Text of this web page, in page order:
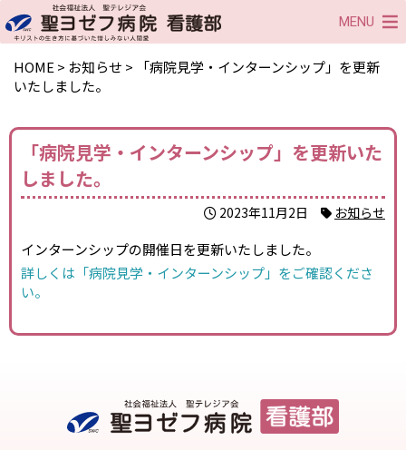
MENU
HOME > お知らせ >
「病院見学・インターンシップ」を更新
いたしました。
「病院見学・インターンシップ」を更新いた
しました。
2023年11月2日 お知らせ
インターンシップの開催日を更新いたしました。
詳しくは「病院見学・インターンシップ」をご確認くださ
い。